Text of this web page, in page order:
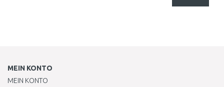
MEIN KONTO
MEIN KONTO